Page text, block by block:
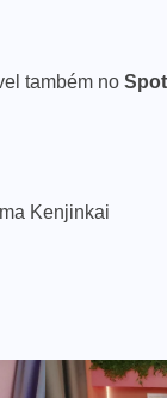
também no
Kenjinkai